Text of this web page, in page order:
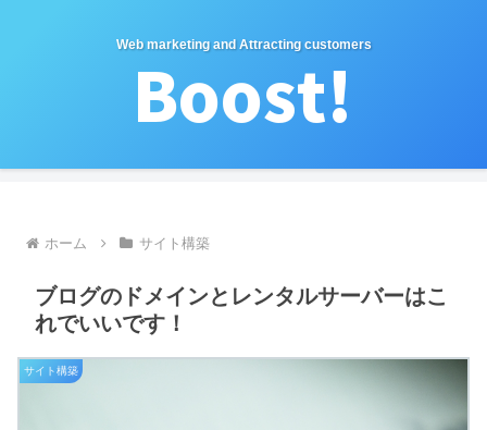
Web marketing and Attracting customers
ホーム サイト構築
ブログのドメインとレンタルサーバーはこ
れでいいです！
サイト構築